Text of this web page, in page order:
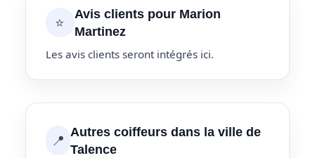
⭐
Avis clients pour Marion
Martinez
Les avis clients seront intégrés ici.
📍 Autres coiffeurs dans la ville de
Talence